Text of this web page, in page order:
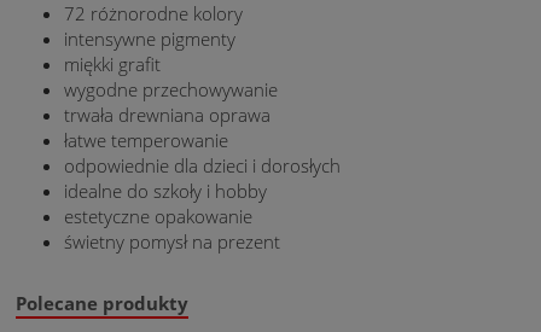
72 różnorodne kolory
intensywne pigmenty
miękki grafit
wygodne przechowywanie
trwała drewniana oprawa
łatwe temperowanie
odpowiednie dla dzieci i dorosłych
idealne do szkoły i hobby
estetyczne opakowanie
świetny pomysł na prezent
Polecane produkty